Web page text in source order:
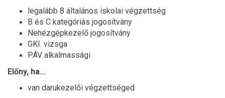
legalább 8 általános iskolai végzettség
B és C kategóriás jogosítvány
Nehézgépkezelő jogosítvány
GKI. vizsga
PÁV alkalmassági
Előny, ha...
van darukezelői végzettséged